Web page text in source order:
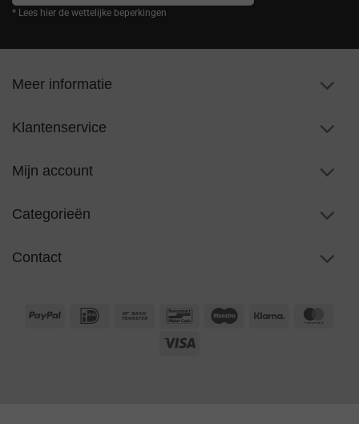
* Lees hier de wettelijke beperkingen
Meer informatie
Klantenservice
Mijn account
Categorieën
Contact
PayPal IDeal
Bank
BancontactMaestro Klarna